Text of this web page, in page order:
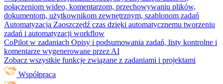
połączeniom wideo, komentarzom, przechowywaniu plików,
dokumentom, użytkownikom zewnętrznym, szablonom zadań
Automatyzacja Zaoszczędź czas dzięki automatycznemu tworzeniu
zadań i automatyzacji workflow
CoPilot w zadaniach Opisy i podsumowania zadań, listy kontrolne i
komentarze wygenerowane przez AI
Zobacz wszystkie funkcje związane z zadaniami i projektami
Współpraca